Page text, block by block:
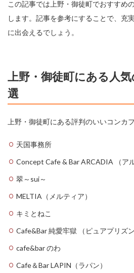
目
瞭
然
！
御
徒
町
の
お
す
コ
カ
ェ
野
御
町
あ
この記事では上野・御徒町でおすすめ
します。記事を参考にすることで、充
に出会えるでしょう。
上野・御徒町にある人
選
上野・御徒町にある評判のいいコンカ
天国事務所
Concept Cafe & Bar ARCADIA （ア
翠～sui～
MELTIA（メルティア）
キミとねこ
Cafe&Bar 純愛牢獄 （ピュアプリズン
cafe&bar のわ
Cafe＆Bar LAPIN（ラパン）